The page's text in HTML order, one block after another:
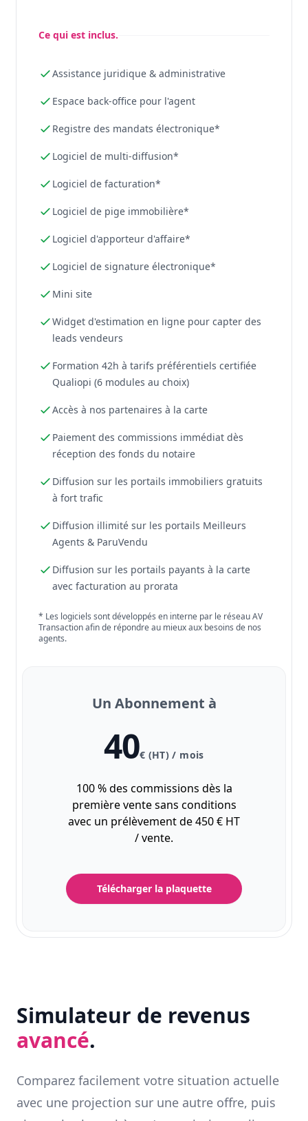
Ce qui est inclus.
Assistance juridique & administrative
Espace back-office pour l'agent
Registre des mandats électronique*
Logiciel de multi-diffusion*
Logiciel de facturation*
Logiciel de pige immobilière*
Logiciel d'apporteur d'affaire*
Logiciel de signature électronique*
Mini site
Widget d'estimation en ligne pour capter des
leads vendeurs
Formation 42h à tarifs préférentiels certifiée
Qualiopi (6 modules au choix)
Accès à nos partenaires à la carte
Paiement des commissions immédiat dès
réception des fonds du notaire
Diffusion sur les portails immobiliers gratuits
à fort trafic
Diffusion illimité sur les portails Meilleurs
Agents & ParuVendu
Diffusion sur les portails payants à la carte
avec facturation au prorata
* Les logiciels sont développés en interne par le réseau AV
Transaction afin de répondre au mieux aux besoins de nos
agents.
Un Abonnement à
40€ (HT) / mois
100 % des commissions dès la
première vente sans conditions
avec un prélèvement de 450 € HT
/ vente.
Télécharger la plaquette
Simulateur de revenus
avancé.
Comparez facilement votre situation actuelle
avec une projection sur une autre offre, puis